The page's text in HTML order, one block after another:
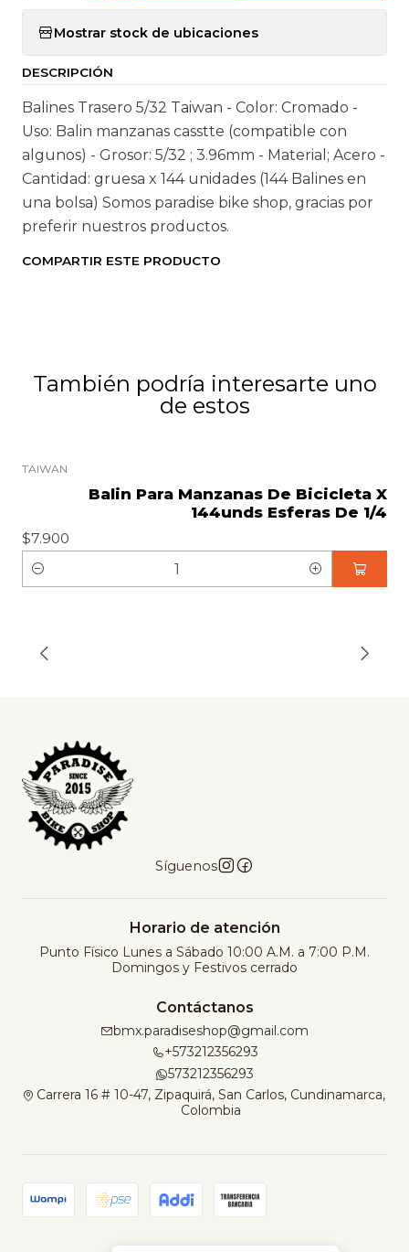
a
t
i
d
a
d
Mostrar stock de ubicaciones
DESCRIPCIÓN
Balines Trasero 5/32 Taiwan - Color: Cromado -
Uso: Balin manzanas casstte (compatible con
algunos) - Grosor: 5/32 ; 3.96mm - Material; Acero -
Cantidad: gruesa x 144 unidades (144 Balines en
una bolsa) Somos paradise bike shop, gracias por
preferir nuestros productos.
COMPARTIR ESTE PRODUCTO
También podría interesarte uno
de estos
TAIWAN
Balin Para Manzanas De Bicicleta X
144unds Esferas De 1/4
$7.900
Síguenos
Horario de atención
Punto Físico Lunes a Sábado 10:00 A.M. a 7:00 P.M.
Domingos y Festivos cerrado
Contáctanos
bmx.paradiseshop@gmail.com
+573212356293
573212356293
Carrera 16 # 10-47, Zipaquirá, San Carlos, Cundinamarca,
Colombia